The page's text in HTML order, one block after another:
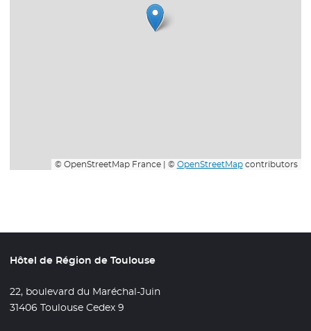
© OpenStreetMap France | © OpenStreetMapcontributors
Hôtel de Région de Toulouse
22, boulevard du Maréchal-Juin
31406 Toulouse Cedex 9